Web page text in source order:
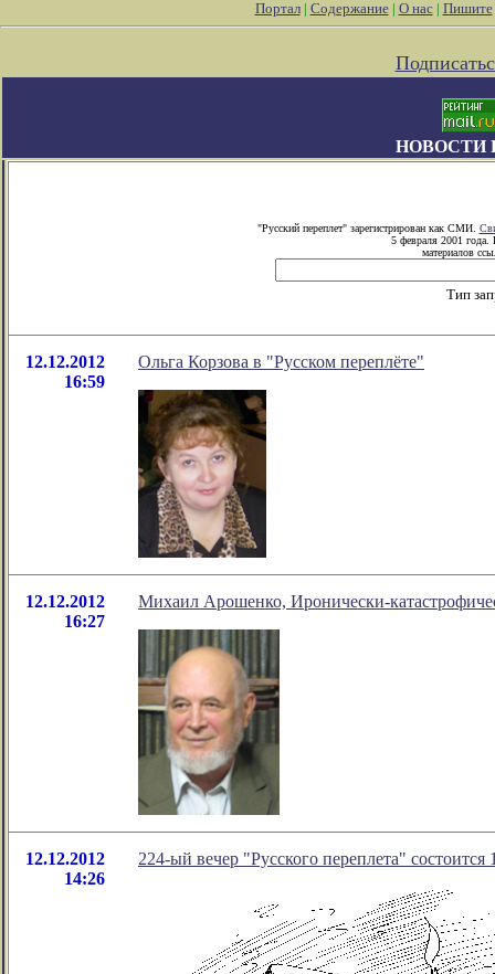
Портал| Содержание| О нас| Пишите
НОВОСТИ
"Русский переплет" зарегистрирован как СМИ.
5 февраля 2001 года.
материалов
Тип
12.12.2012
16:59
Ольга Корзова в "Русском переплёте"
12.12.2012
16:27
Михаил Арошенко, Иронически-
12.12.2012
14:26
224-ый вечер "Русского переплета" состоится